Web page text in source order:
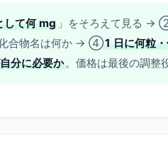
して何 mg 」をそろえて見る →
合物名は何か → ④1 日に何粒
分に必要か。価格は最後の調整